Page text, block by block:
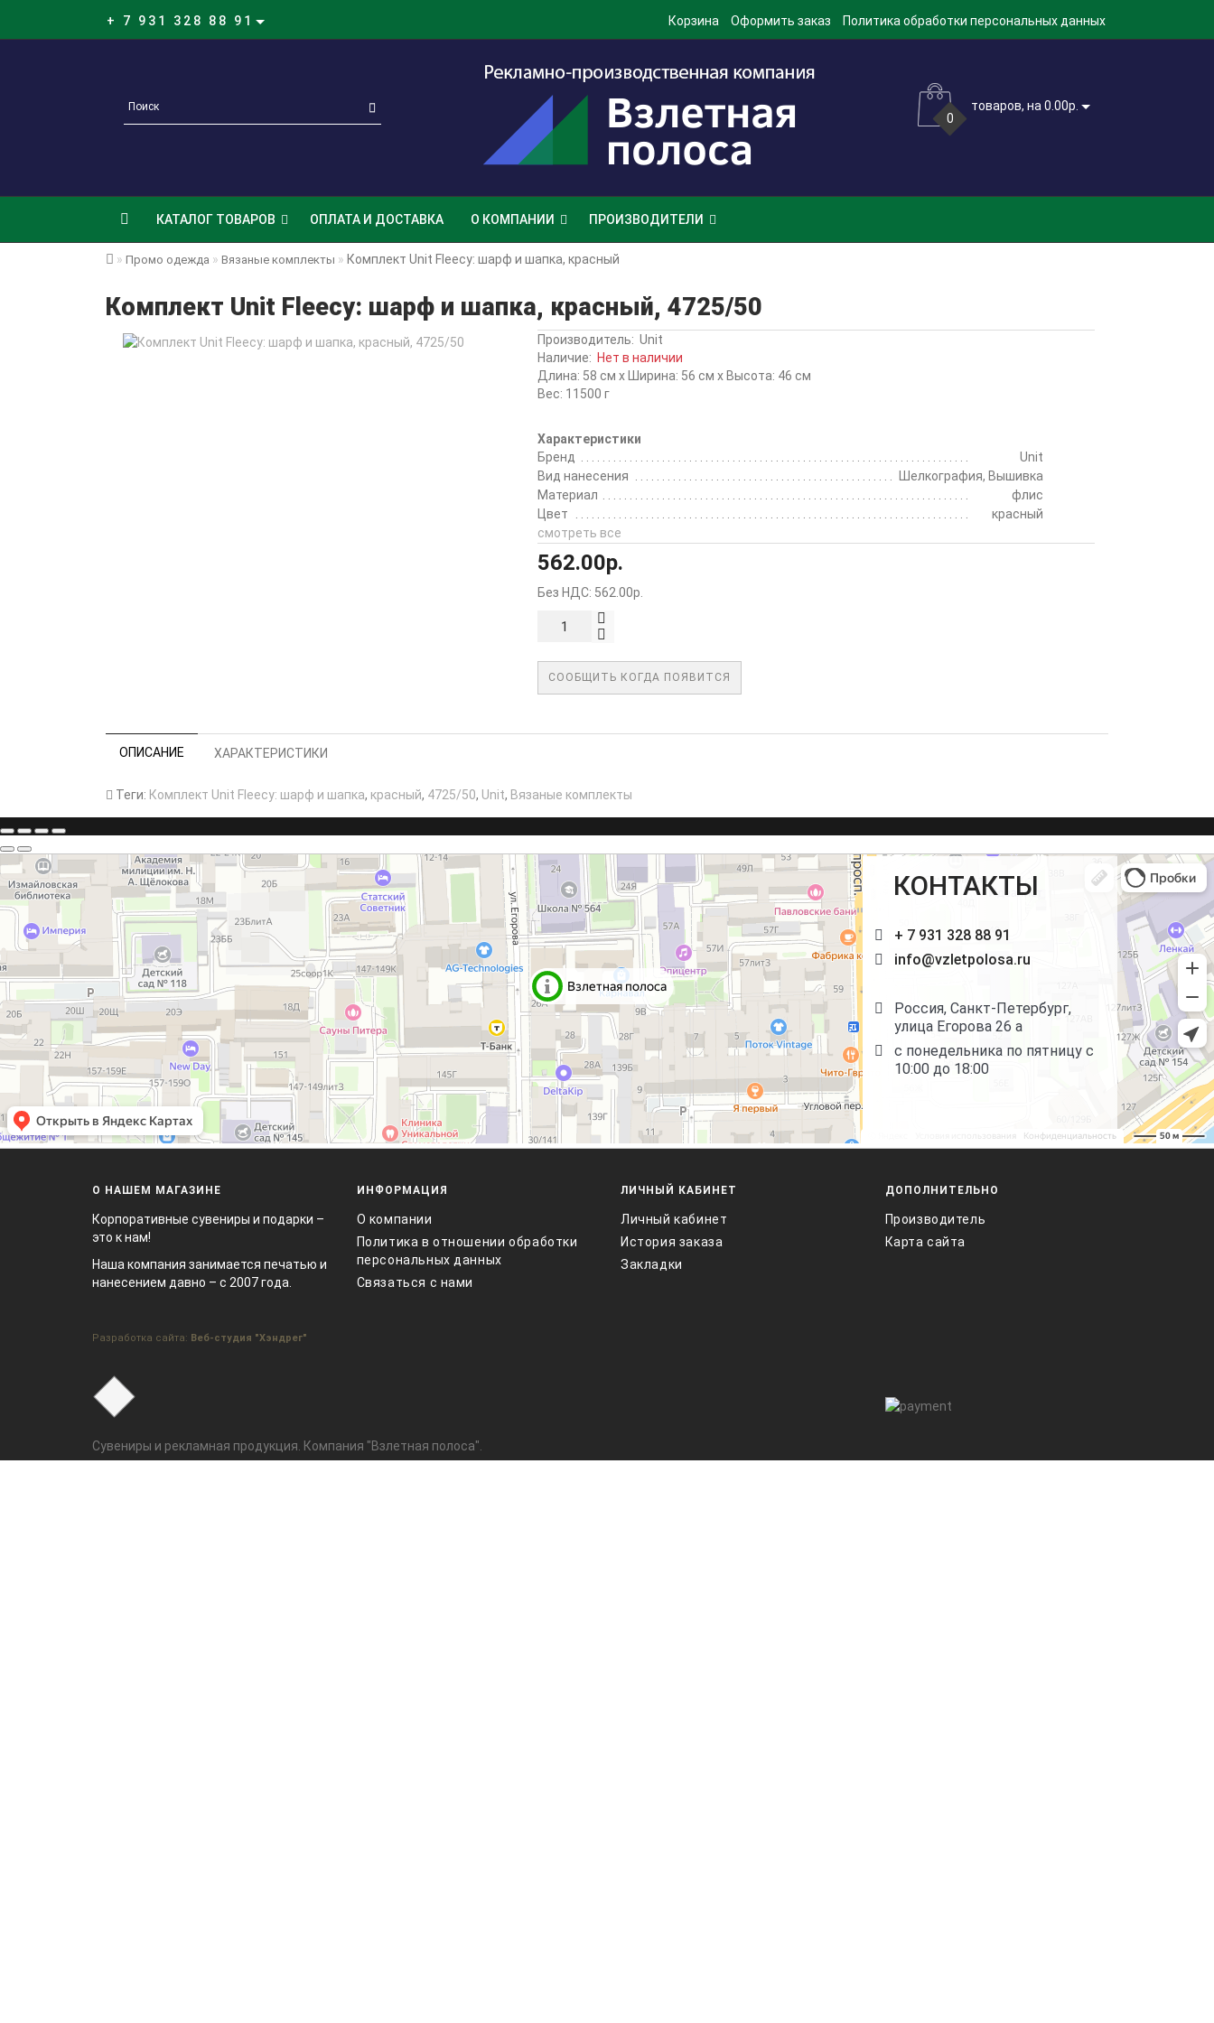
+ 7 931 328 88 91 Корзина Оформить заказ Политика обработки персональных данных
0
товаров, на 0.00р.
КАТАЛОГ ТОВАРОВ ОПЛАТА И ДОСТАВКА О КОМПАНИИ ПРОИЗВОДИТЕЛИ
Промо одежда Вязаные комплекты Комплект Unit Fleecy: шарф и шапка, красный
Комплект Unit Fleecy: шарф и шапка, красный, 4725/50
Производитель: Unit
Наличие: Нет в наличии
Длина: 58 см x Ширина: 56 см x Высота: 46 см
Вес: 11500 г
Характеристики
Бренд
Unit
Вид нанесения
Шелкография, Вышивка
Материал
флис
Цвет
красный
смотреть все
562.00р.
Без НДС: 562.00р.
СООБЩИТЬ КОГДА ПОЯВИТСЯ
ОПИСАНИЕ ХАРАКТЕРИСТИКИ
Теги: Комплект Unit Fleecy: шарф и шапка, красный, 4725/50, Unit, Вязаные комплекты
КОНТАКТЫ
+ 7 931 328 88 91
info@vzletpolosa.ru
Россия, Санкт-Петербург,
улица Егорова 26 а
с понедельника по пятницу с
10:00 до 18:00
О НАШЕМ МАГАЗИНЕ
Корпоративные сувениры и подарки –
это к нам!
Наша компания занимается печатью и
нанесением давно – с 2007 года.
Разработка сайта: Веб-студия "Хэндрег"
ИНФОРМАЦИЯ
О компании
Политика в отношении обработки
персональных данных
Связаться с нами
ЛИЧНЫЙ КАБИНЕТ
Личный кабинет
История заказа
Закладки
ДОПОЛНИТЕЛЬНО
Производитель
Карта сайта
Сувениры и рекламная продукция. Компания "Взлетная полоса".